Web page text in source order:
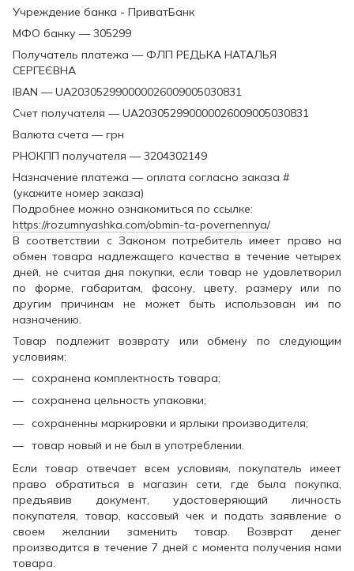
Учреждение банка - ПриватБанк
МФО банку — 305299
Получатель платежа — ФЛП РЕДЬКА НАТАЛЬЯ
СЕРГЕЄВНА
IBAN — UA203052990000026009005030831
Счет получателя — UA203052990000026009005030831
Валюта счета — грн
РНОКПП получателя — 3204302149
Назначение платежа — оплата согласно заказа #
(укажите номер заказа)
Подробнее можно ознакомиться по ссылке:
https://rozumnyashka.com/obmin-ta-povernennya/
В соответствии с Законом потребитель имеет право на
обмен товара надлежащего качества в течение четырех
дней, не считая дня покупки, если товар не удовлетворил
по форме, габаритам, фасону, цвету, размеру или по
другим причинам не может быть использован им по
назначению.
Товар подлежит возврату или обмену по следующим
условиям:
сохранена комплектность товара;
сохранена цельность упаковки;
сохраненны маркировки и ярлыки производителя;
товар новый и не был в употреблении.
Если товар отвечает всем условиям, покупатель имеет
право обратиться в магазин сети, где была покупка,
предъявив документ, удостоверяющий личность
покупателя, товар, кассовый чек и подать заявление о
своем желании заменить товар. Возврат денег
производится в течение 7 дней с момента получения нами
товара.